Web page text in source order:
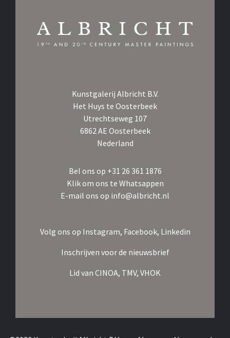
Kunstgalerij Albricht B.V.
Het Huys te Oosterbeek
Utrechtseweg 107
6862 AE Oosterbeek
Nederland
Bel ons op +31 26 361 1876
Klik om ons te Whatsappen
E-mail ons op info@albricht.nl
Volg ons op Instagram, Facebook, Linkedin
Inschrijven voor de nieuwsbrief
Lid van CINOA, TMV, VHOK